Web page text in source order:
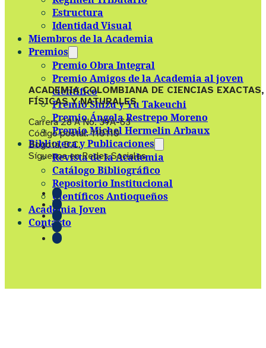
Estructura
Identidad Visual
Miembros de la Academia
Premios
Premio Obra Integral
Premio Amigos de la Academia al joven
científico
Premio Shizu y Yu Takeuchi
Premio Ángela Restrepo Moreno
Premio Michel Hermelin Arbaux
Biblioteca y Publicaciones
Revista de la Academia
Catálogo Bibliográfico
Repositorio Institucional
Científicos Antioqueños
Academia Joven
Contacto
ACADEMIA COLOMBIANA DE CIENCIAS EXACTAS,
FÍSICAS Y NATURALES
Carrera 28 A No. 39A-63
Código postal: 110110
Bogotá, D.C.
Síguenos en Redes Sociales